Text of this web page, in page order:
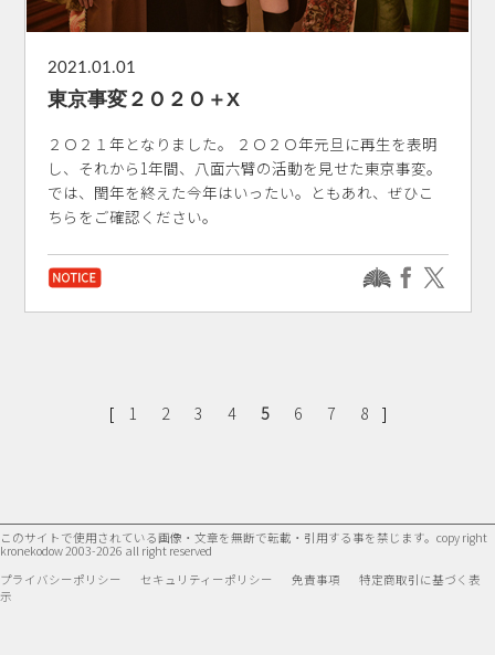
2021.01.01
東京事変２Ｏ２Ｏ＋X
２Ｏ２１年となりました。 ２Ｏ２Ｏ年元旦に再生を表明
し、それから1年間、八面六臂の活動を見せた東京事変。
では、閏年を終えた今年はいったい。ともあれ、ぜひこ
ちらをご確認ください。
[ 1 2 3 4 5 6 7 8 ]
このサイトで使用されている画像・文章を無断で転載・引用する事を禁じます。 copy right
kronekodow 2003-2026 all right reserved
プライバシーポリシー
セキュリティーポリシー 免責事項
特定商取引に基づく表
示